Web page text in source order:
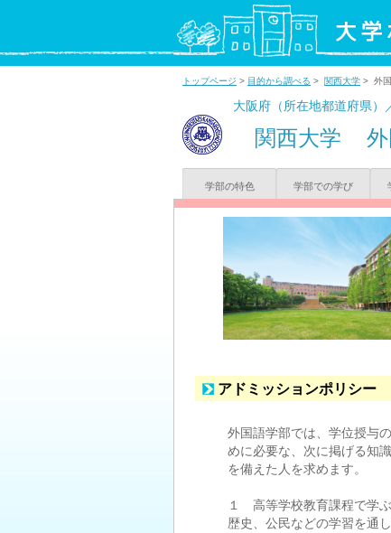
トップページ > 目的から調べる > 関西大学 > 外
大阪府（所在地都道府県）
関西大学
学部の特色 学部での学び
アドミッションポリシー
外国語学部では、学位授与
めに必要な、次に掲げる知
を備えた人を求めます。
１ 高等学校教育課程で学
歴史、公民などの学習を通